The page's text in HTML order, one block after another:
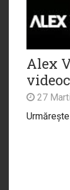
Alex
27